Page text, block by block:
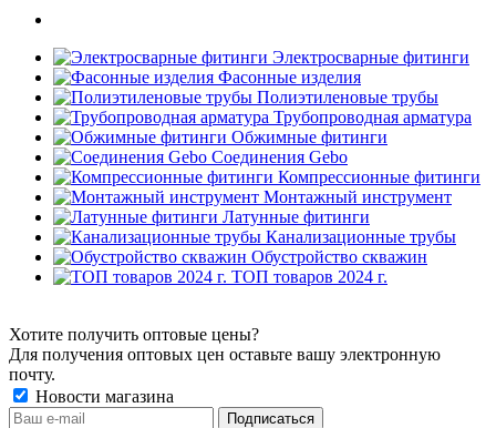
Электросварные фитинги
Фасонные изделия
Полиэтиленовые трубы
Трубопроводная арматура
Обжимные фитинги
Соединения Gebo
Компрессионные фитинги
Монтажный инструмент
Латунные фитинги
Канализационные трубы
Обустройство скважин
ТОП товаров 2024 г.
Хотите получить оптовые цены?
Для получения оптовых цен оставьте вашу электронную
почту.
Новости магазина